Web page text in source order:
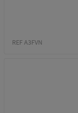
REF A3FVN